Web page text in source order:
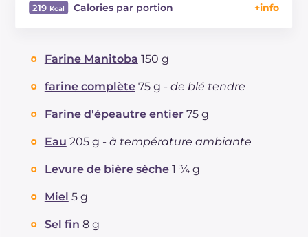
219 Calories par portion
Dont sucres
Protéine g
dont acides gras saturés
Fibre g
Farine Manitoba 150 g
farine complète 75 g - de blé tendre
Farine d'épeautre entier 75 g
Eau 205 g - à température ambiante
Levure de bière sèche 1 ¾ g
Miel 5 g
Sel fin 8 g